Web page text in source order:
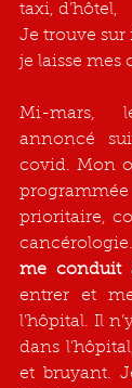
taxi, d’hôtel,
Je trouve sur
je laisse mes
Mi-mars,
annoncé
covid. Mon
prioritaire,
cancérologie.
me conduit
entrer et
l’hôpital. Il
dans
et bruyant.